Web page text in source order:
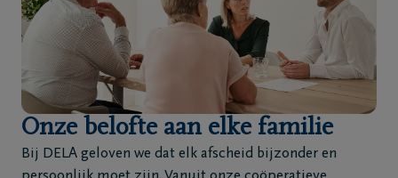
Onze belofte aan elke familie
Bij DELA geloven we dat elk afscheid bijzonder en